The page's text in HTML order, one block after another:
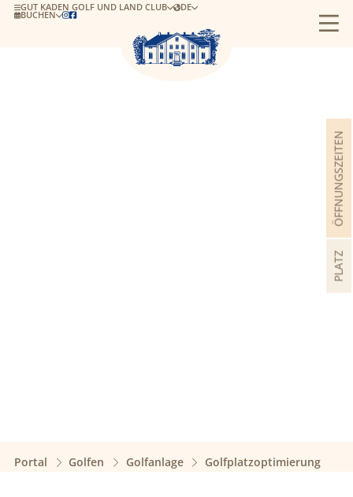
BUCHEN 
GUT KADEN GOLF UND LAND CLUB DE
PLATZ
ÖFFNUNGSZEITEN
Portal Golfen Golfanlage Golfplatzoptimierung